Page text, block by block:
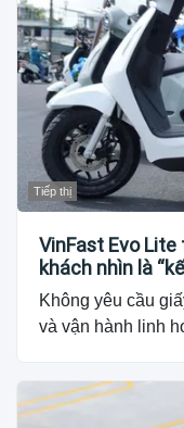
Tiếp thị
VinFast Evo Lite
khách nhìn là
Không yêu cầu
và vận hành linh